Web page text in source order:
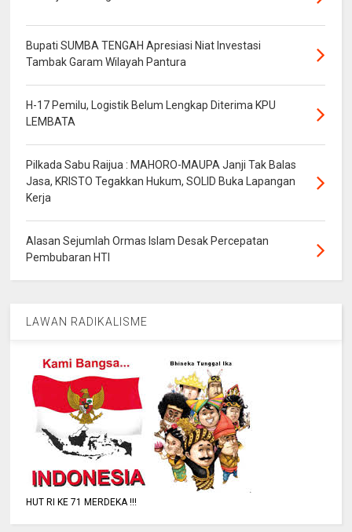
Bupati SUMBA TENGAH Apresiasi Niat Investasi
Tambak Garam Wilayah Pantura
H-17 Pemilu, Logistik Belum Lengkap Diterima KPU
LEMBATA
Pilkada Sabu Raijua : MAHORO-MAUPA Janji Tak Balas
Jasa, KRISTO Tegakkan Hukum, SOLID Buka Lapangan
Kerja
Alasan Sejumlah Ormas Islam Desak Percepatan
Pembubaran HTI
LAWAN RADIKALISME
HUT RI KE 71 MERDEKA !!!